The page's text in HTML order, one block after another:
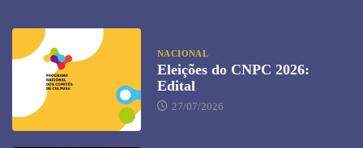
NACIONAL
Eleições do CNPC 2026:
Edital
27/07/2026